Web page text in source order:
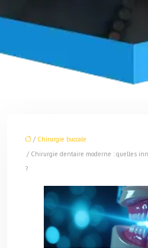
/ Chirurgie buccale
/ Chirurgie dentaire moderne : quelles
?